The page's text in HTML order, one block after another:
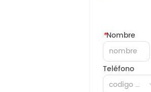
*Nombre
Teléfono